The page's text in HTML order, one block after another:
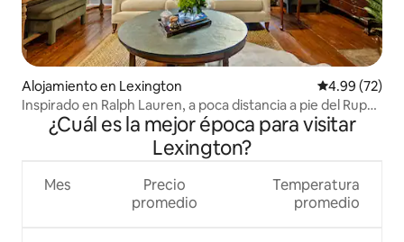
Alojamiento en Lexington Calificación
4.99 (72)
Inspirado en Ralph Lauren, a poca distancia a pie del Rupp
Arena, estacionamiento
¿Cuál es la mejor época para visitar
Lexington?
Mes
Precio
promedio
Temperatura
promedio